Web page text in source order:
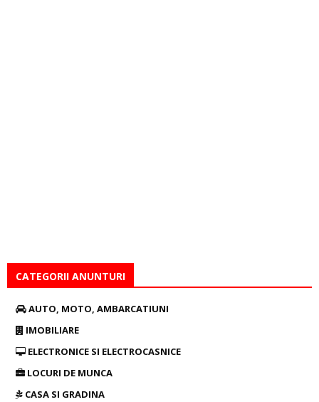
CATEGORII ANUNTURI
AUTO, MOTO, AMBARCATIUNI
IMOBILIARE
ELECTRONICE SI ELECTROCASNICE
LOCURI DE MUNCA
CASA SI GRADINA